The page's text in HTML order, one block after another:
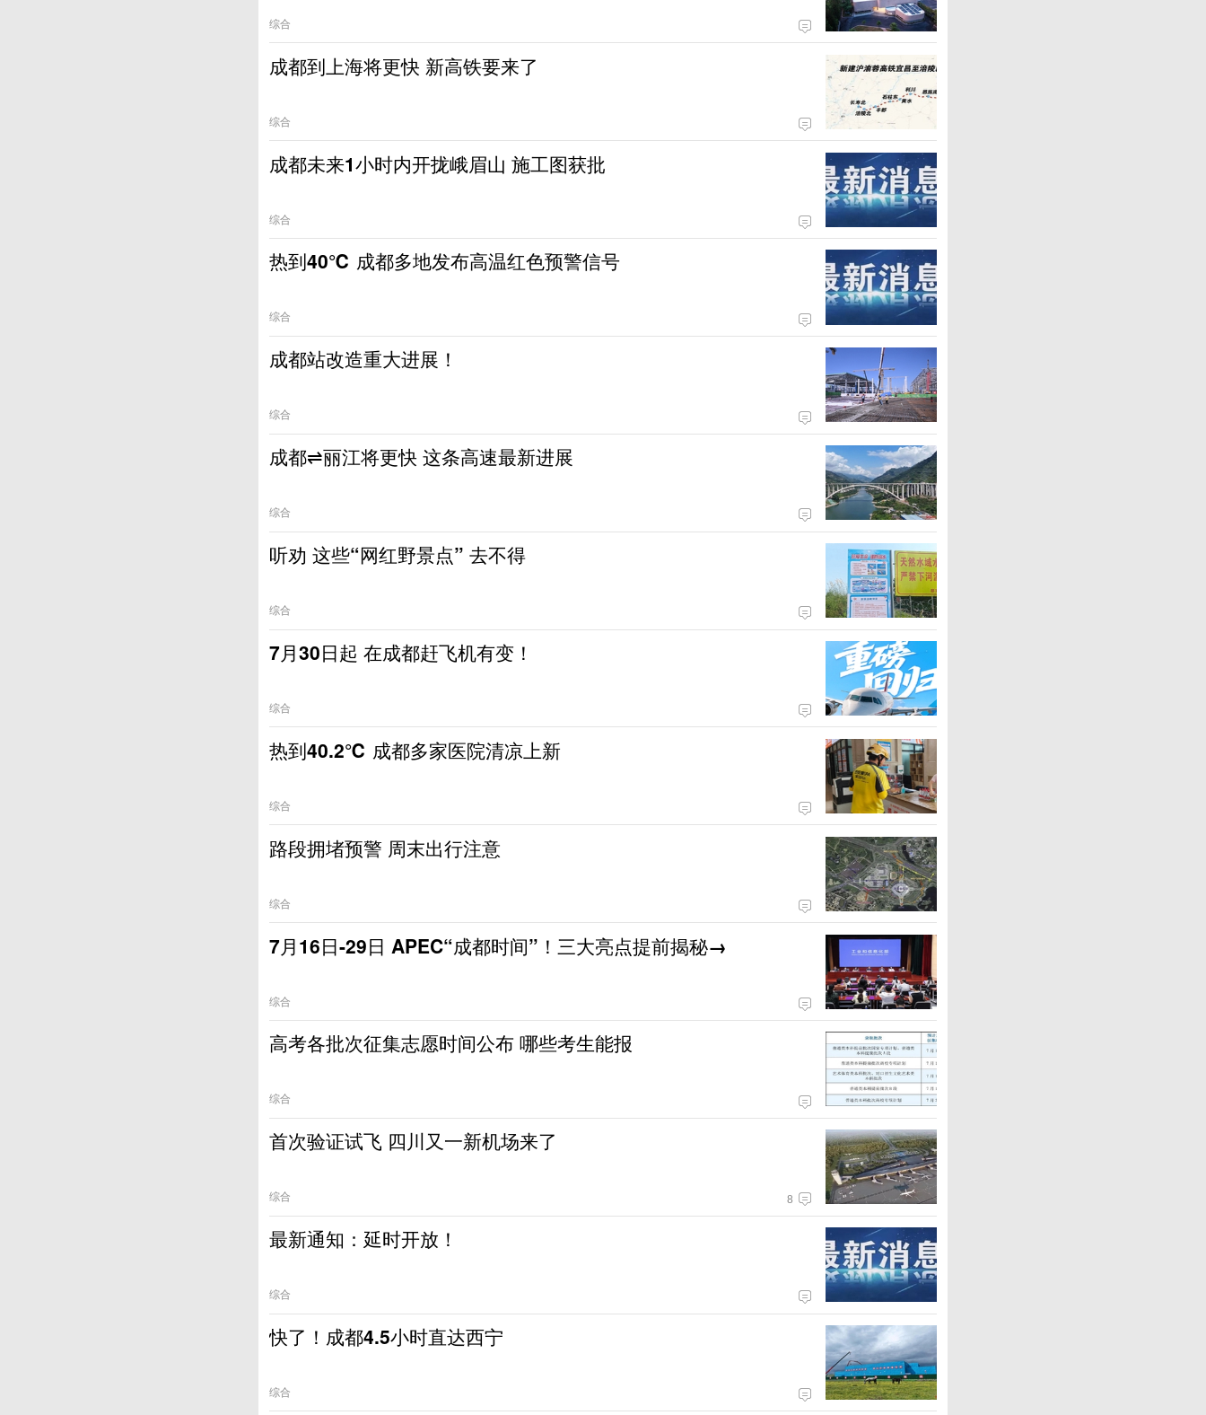
综合
成都到上海将更快 新高铁要来了
综合
成都未来1小时内开拢峨眉山 施工图获批
综合
热到40℃ 成都多地发布高温红色预警信号
综合
成都站改造重大进展！
综合
成都⇌丽江将更快 这条高速最新进展
综合
听劝 这些“网红野景点” 去不得
综合
7月30日起 在成都赶飞机有变！
综合
热到40.2℃ 成都多家医院清凉上新
综合
路段拥堵预警 周末出行注意
综合
7月16日-29日 APEC“成都时间”！三大亮点提前揭秘→
综合
高考各批次征集志愿时间公布 哪些考生能报
综合
首次验证试飞 四川又一新机场来了
综合 8
最新通知：延时开放！
综合
快了！成都4.5小时直达西宁
综合